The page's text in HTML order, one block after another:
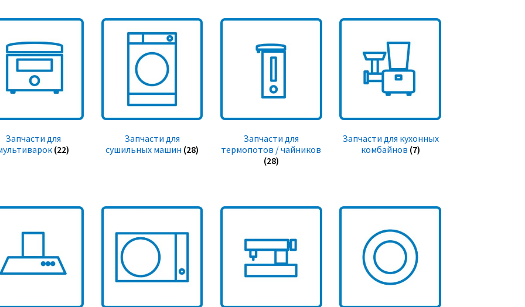
Запчасти для
(22)
Запчасти для
сушильных машин (28)
Запчасти для
термопотов / чайников
(28)
Запчасти для кухонных
комбайнов (7)